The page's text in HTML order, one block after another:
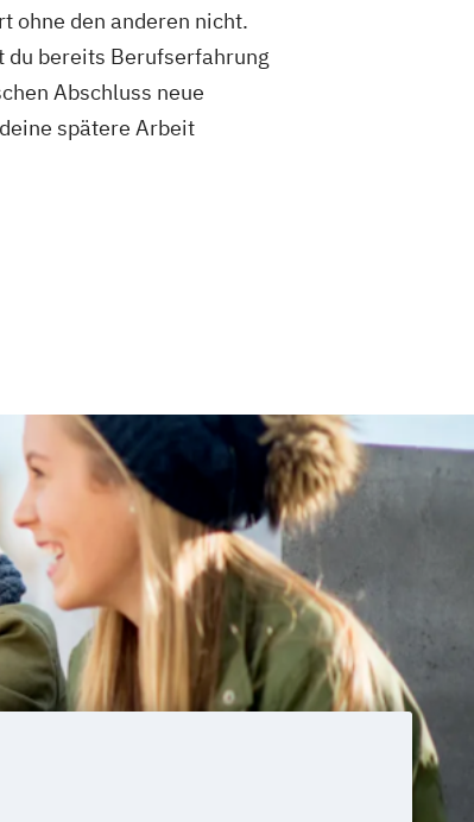
ohne den anderen nicht.
du bereits Berufserfahrung
Abschluss neue
spätere Arbeit